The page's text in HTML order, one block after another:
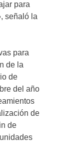
para
señaló la
para
de la
de
del año
de
de